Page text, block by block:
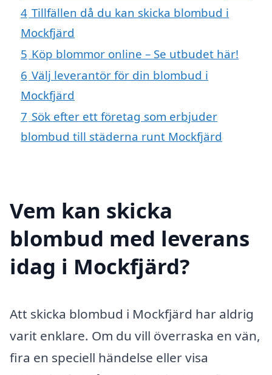
4 Tillfällen då du kan skicka blombud i
Mockfjärd
5 Köp blommor online – Se utbudet här!
6 Välj leverantör för din blombud i
Mockfjärd
7 Sök efter ett företag som erbjuder
blombud till städerna runt Mockfjärd
Vem kan skicka
blombud med leverans
idag i Mockfjärd?
Att skicka blombud i Mockfjärd har aldrig
varit enklare. Om du vill överraska en vän,
fira en speciell händelse eller visa